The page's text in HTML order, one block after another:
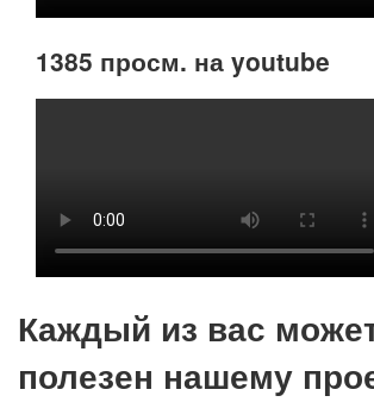
1385 просм. на youtube
Каждый из вас
полезен нашему